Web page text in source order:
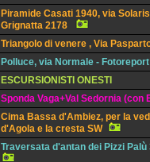
Piramide Casati 1940, via
Grignatta 2178
Triangolo di venere , Via
Polluce, via Normale - Fotoreport
ESCURSIONISTI ONESTI
Sponda Vaga+Val Sedornia (con
Cima Bassa d'Ambiez, per la
d'Agola e la cresta SW
Traversata d'antan dei Pizzi Palù